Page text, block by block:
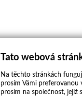
Tato webová
Na těchto stránkách
prosím Vámi
prosím na společnost, jejíž